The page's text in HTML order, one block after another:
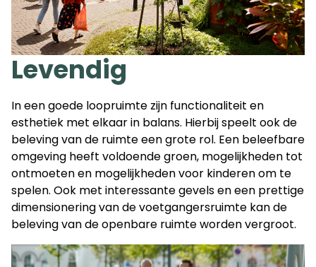
Levendig
In een goede loopruimte zijn functionaliteit en
esthetiek met elkaar in balans. Hierbij speelt ook de
beleving van de ruimte een grote rol. Een beleefbare
omgeving heeft voldoende groen, mogelijkheden tot
ontmoeten en mogelijkheden voor kinderen om te
spelen. Ook met interessante gevels en een prettige
dimensionering van de voetgangersruimte kan de
beleving van de openbare ruimte worden vergroot.